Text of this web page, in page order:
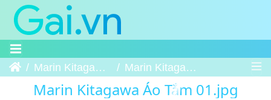
Trang chủMarin Kitagawa Áo Tắm Marin Kitagawa Áo Tắm 01
Marin Kitagawa Áo Tắm 01.jpg